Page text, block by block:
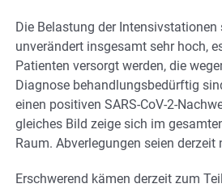
Die Belastung der Intensivstationen
unverändert insgesamt sehr hoch,
Patienten versorgt werden, die
Diagnose behandlungsbedürftig
einen positiven SARS-CoV-2-
gleiches Bild zeige sich im
Raum. Abverlegungen seien derzeit
Erschwerend kämen derzeit zum